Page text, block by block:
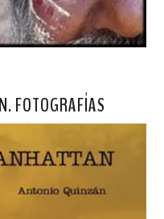
FOTOGRAFÍAS